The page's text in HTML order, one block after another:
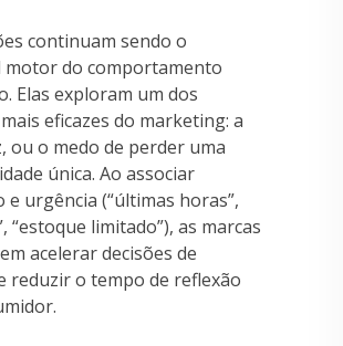
continuam sendo o
motor do comportamento
Elas exploram um dos
eficazes do marketing: a
ou o medo de perder uma
única. Ao associar
e urgência (“últimas horas”,
“estoque limitado”), as marcas
acelerar decisões de
reduzir o tempo de reflexão